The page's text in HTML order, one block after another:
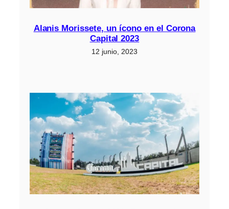
Alanis Morissete, un ícono en el Corona
Capital 2023
12 junio, 2023